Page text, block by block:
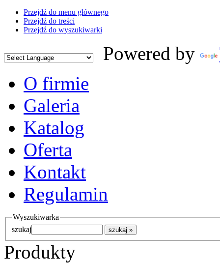
Przejdź do menu głównego
Przejdź do treści
Przejdź do wyszukiwarki
Powered by
O firmie
Galeria
Katalog
Oferta
Kontakt
Regulamin
Wyszukiwarka
szukaj
Produkty